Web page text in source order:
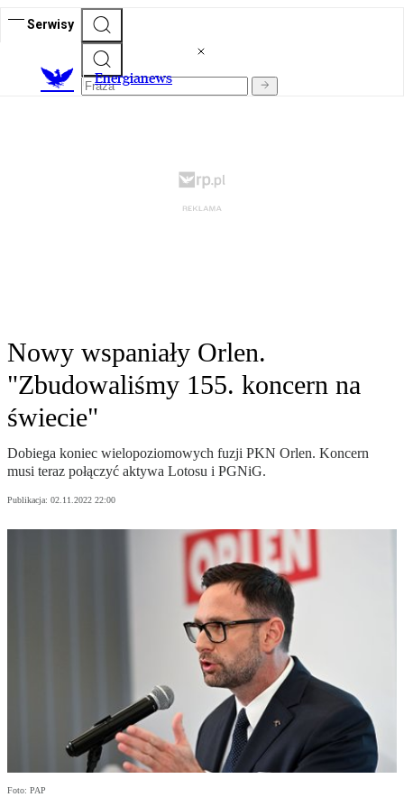
Serwisy
Energianews
Nowy wspaniały Orlen.
"Zbudowaliśmy 155. koncern na
świecie"
Dobiega koniec wielopoziomowych fuzji PKN Orlen. Koncern
musi teraz połączyć aktywa Lotosu i PGNiG.
Publikacja: 02.11.2022 22:00
Foto: PAP